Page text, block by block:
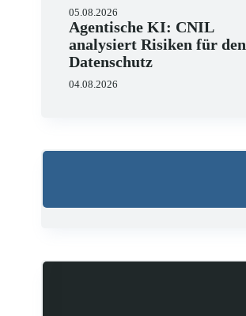
05.08.2026
Agentische KI: CNIL
analysiert Risiken für den
Datenschutz
04.08.2026